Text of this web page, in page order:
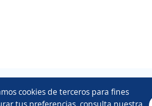
cookies de terceros para fines